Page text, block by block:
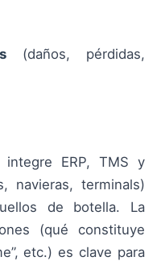
(daños, pérdidas,
ERP, TMS y
navieras, terminals)
de botella. La
(qué constituye
etc.) es clave para